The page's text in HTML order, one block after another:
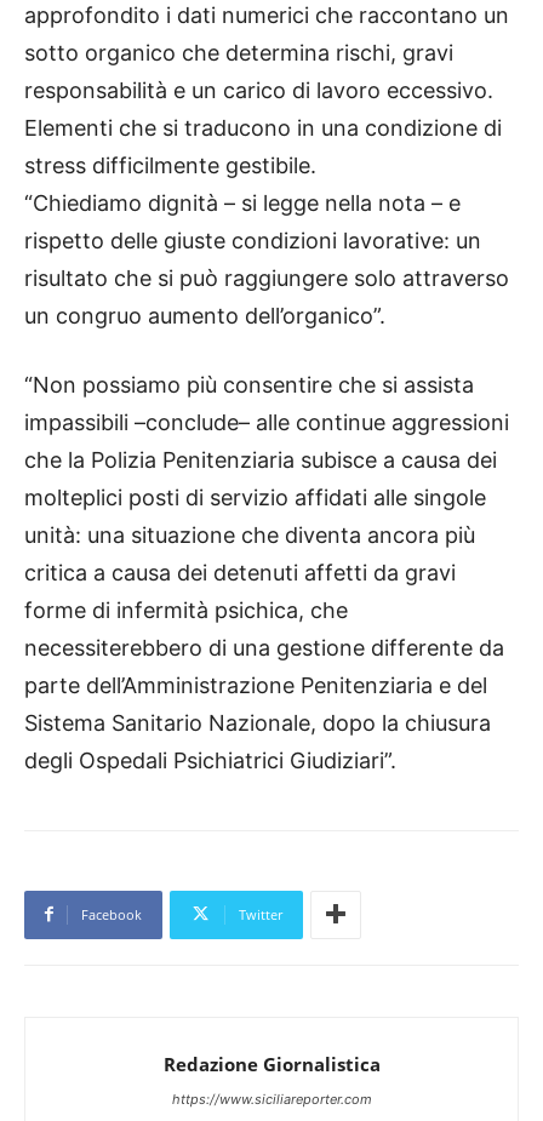
approfondito i dati numerici che raccontano un
sotto organico che determina rischi, gravi
responsabilità e un carico di lavoro eccessivo.
Elementi che si traducono in una condizione di
stress difficilmente gestibile.
“Chiediamo dignità – si legge nella nota – e
rispetto delle giuste condizioni lavorative: un
risultato che si può raggiungere solo attraverso
un congruo aumento dell’organico”.
“Non possiamo più consentire che si assista
impassibili –conclude– alle continue aggressioni
che la Polizia Penitenziaria subisce a causa dei
molteplici posti di servizio affidati alle singole
unità: una situazione che diventa ancora più
critica a causa dei detenuti affetti da gravi
forme di infermità psichica, che
necessiterebbero di una gestione differente da
parte dell’Amministrazione Penitenziaria e del
Sistema Sanitario Nazionale, dopo la chiusura
degli Ospedali Psichiatrici Giudiziari”.
Facebook Twitter
Redazione Giornalistica
https://www.siciliareporter.com